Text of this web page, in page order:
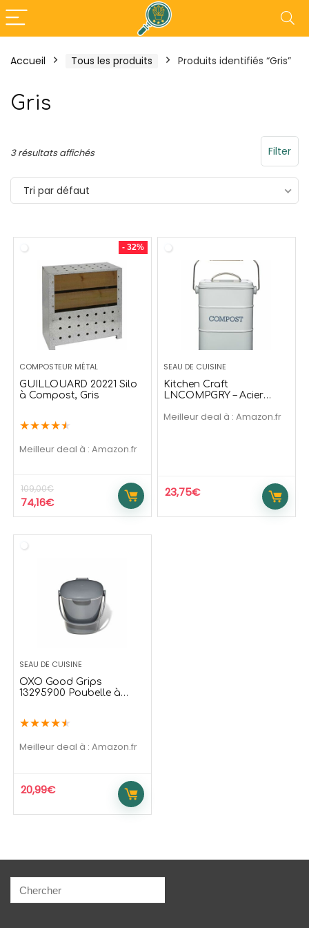
Tefal Maxi Plancha XXL –
Plancha Electrique
139,99€
Offre temporaire
Outsunny
3L x 3l x 2,30H
273,90
Accueil Tous les produits Produits identifiés “Gris”
Gris
Filter
3 résultats affichés
Tri par défaut
- 32%
COMPOSTEUR MÉTAL
GUILLOUARD 20221 Silo
à Compost, Gris
★★★★★
Meilleur deal à : Amazon.fr
109,00€
74,16€
SEAU DE CUISINE
Kitchen Craft
LNCOMPGRY – Acier
Meilleur deal à : Amazon.fr
23,75€
SEAU DE CUISINE
OXO Good Grips
13295900 Poubelle à
★★★★★
Meilleur deal à : Amazon.fr
20,99€